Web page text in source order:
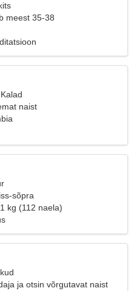
meest 35-38
naist
sõpra
kg (112 naela)
ja otsin võrgutavat naist